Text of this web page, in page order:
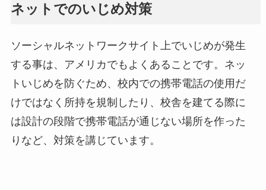
ネットでのいじめ対策
ソーシャルネットワークサイト上でいじめが発生
する事は、アメリカでもよくあることです。ネッ
トいじめを防ぐため、校内での携帯電話の使用だ
けではなく所持を規制したり、校舎を建てる際に
は設計の段階で携帯電話が通じない場所を作った
りなど、対策を講じています。